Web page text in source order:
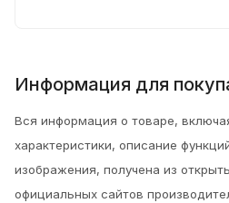
Информация для
Вся информация о товаре,
характеристики, описание
изображения, получена из
официальных сайтов